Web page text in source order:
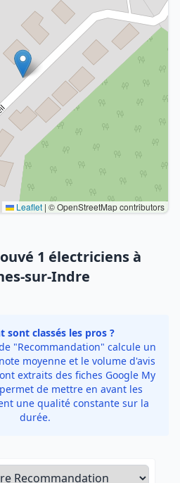
Leaflet | © OpenStreetMap contributors
1 électriciens à
sur-Indre
sont classés les pros ?
"Recommandation" calcule un
moyenne et le volume d'avis
extraits des fiches Google My
de mettre en avant les
une qualité constante sur la
durée.